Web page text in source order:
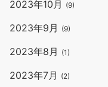
2023年10月 (9)
2023年9月 (9)
2023年8月 (1)
2023年7月 (2)